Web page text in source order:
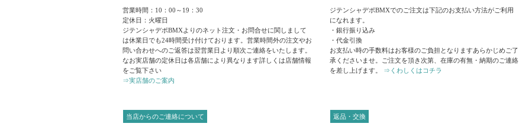
営業時間：10：00～19：30
定休日：火曜日
ジテンシャデポBMXよりのネット注文・お問合せに関しまして
は休業日でも24時間受け付けております。営業時間外の注文やお
問い合わせへのご返答は翌営業日より順次ご連絡をいたします。
なお実店舗の定休日は各店舗により異なります詳しくは店舗情報
をご覧下さい
⇒実店舗のご案内
ジテンシャデポBMXでのご注文は下記のお支払い方法がご利用
になれます。
・銀行振り込み
・代金引換
お支払い時の手数料はお客様のご負担となりますあらかじめご了
承くださいませ。ご注文を頂き次第、在庫の有無・納期のご連絡
を差し上げます。 ⇒くわしくはコチラ
当店からのご連絡について 返品・交換